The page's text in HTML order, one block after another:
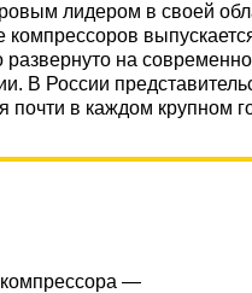
лидером в своей
на
В России
почти в каждом крупном
компрессора —